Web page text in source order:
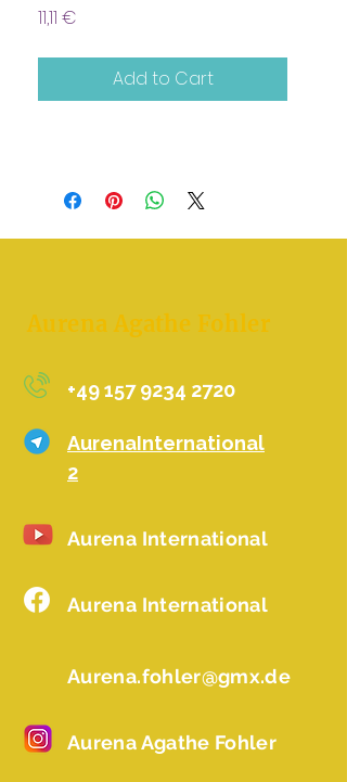
11,11 €
Add to Cart
Aurena Agathe Fohler
+49 157 9234 2720
AurenaInternational
2
Aurena International
Aurena International
Aurena.fohler@gmx.de
Aurena Agathe Fohler